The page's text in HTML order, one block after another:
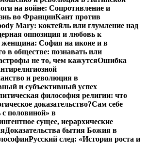
на войне: Сопротивление и
во ФранцииКант против
Mary: коктейль или глумление над
оппозиция и любовь к
женщина: София на иконе и в
в обществе: познавать или
не то, чем кажутсяОшибка
и революция в
и субъективный успех
философия религии: что
доказательство?Сам себе
половиной» в
сущее, иерархические
Доказательства бытия Божия в
Русский след: «История роста и